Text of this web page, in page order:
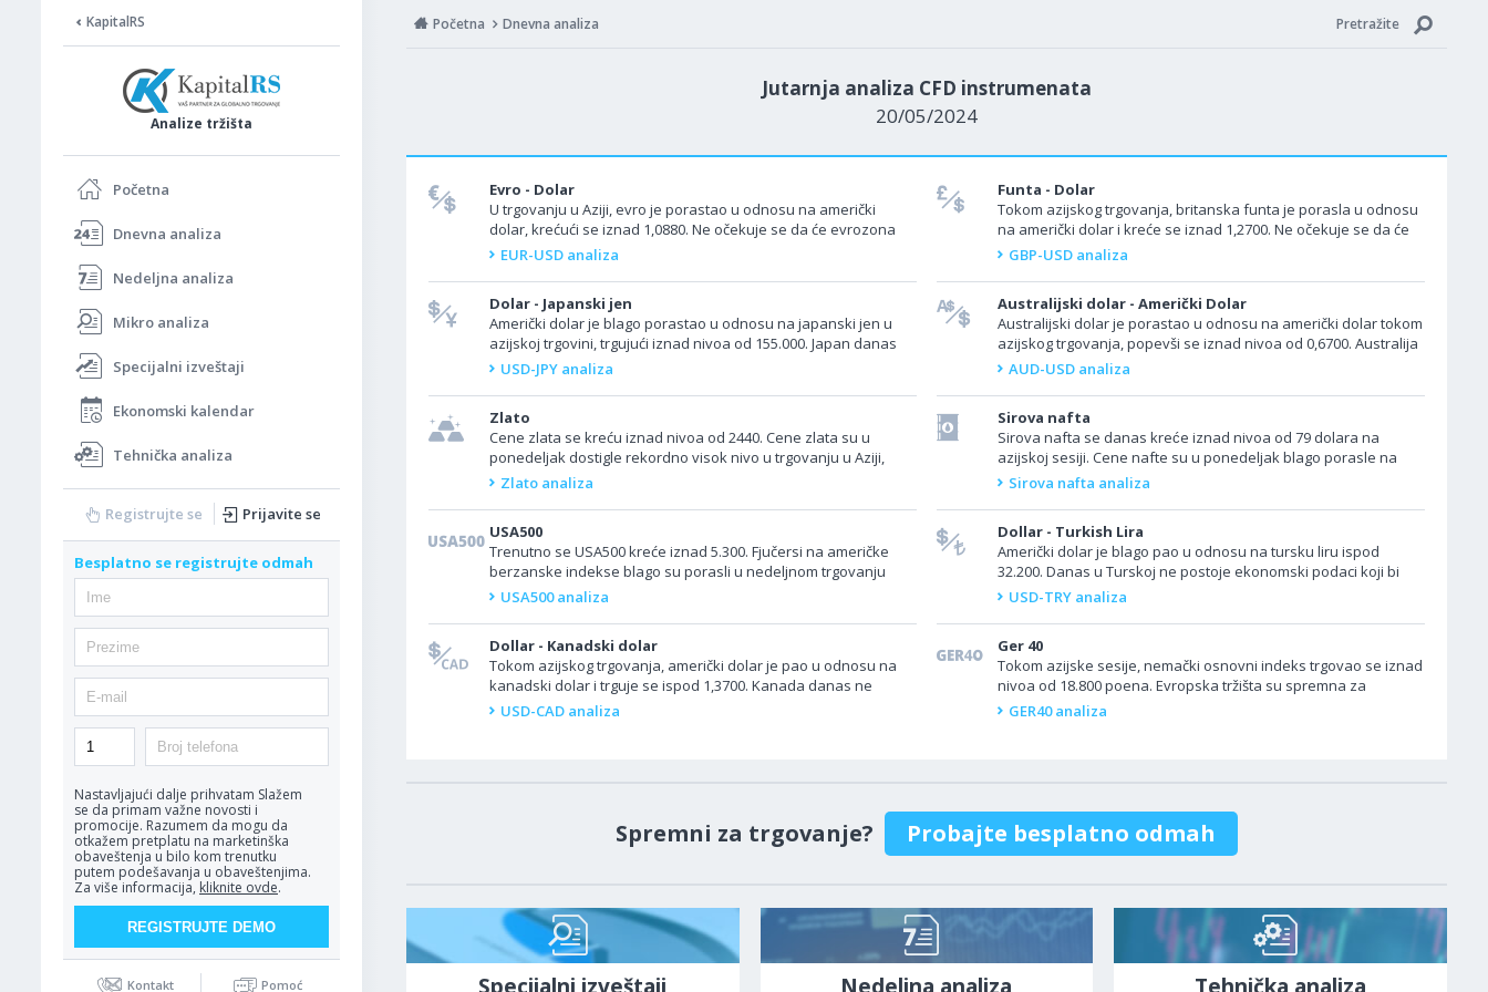
KapitalRS
Analize tržišta
Početna
Dnevna analiza
Nedeljna analiza
Mikro analiza
Specijalni izveštaji
Ekonomski kalendar
Tehnička analiza
Registrujte se Prijavite se
Besplatno se registrujte odmah
Nastavljajući dalje prihvatam Slažem
se da primam važne novosti i
promocije. Razumem da mogu da
otkažem pretplatu na marketinška
obaveštenja u bilo kom trenutku
putem podešavanja u obaveštenjima.
Za više informacija, kliknite ovde.
Kontakt Pomoć
Početna Dnevna analiza Pretražite
Jutarnja analiza CFD instrumenata
20/05/2024
Evro - Dolar
U trgovanju u Aziji, evro je porastao u odnosu na američki
dolar, krećući se iznad 1,0880. Ne očekuje se da će evrozona
danas objaviti neke...
EUR-USD analiza
Funta - Dolar
Tokom azijskog trgovanja, britanska funta je porasla u odnosu
na američki dolar i kreće se iznad 1,2700. Ne očekuje se da će
Velika Britanija danas...
GBP-USD analiza
Dolar - Japanski jen
Američki dolar je blago porastao u odnosu na japanski jen u
azijskoj trgovini, trgujući iznad nivoa od 155.000. Japan danas
nema važnih ekonomskih...
USD-JPY analiza
Australijski dolar - Američki Dolar
Australijski dolar je porastao u odnosu na američki dolar tokom
azijskog trgovanja, popevši se iznad nivoa od 0,6700. Australija
danas neće objaviti...
AUD-USD analiza
Zlato
Cene zlata se kreću iznad nivoa od 2440. Cene zlata su u
ponedeljak dostigle rekordno visok nivo u trgovanju u Aziji,
podstaknute rastućim geopolitičkim...
Zlato analiza
Sirova nafta
Sirova nafta se danas kreće iznad nivoa od 79 dolara na
azijskoj sesiji. Cene nafte su u ponedeljak blago porasle na
azijskom trgovanju dok su trgovci...
Sirova nafta analiza
USA500
Trenutno se USA500 kreće iznad 5.300. Fjučersi na američke
berzanske indekse blago su porasli u nedeljnom trgovanju
nakon niza rekordnih maksimuma na...
USA500 analiza
Dollar - Turkish Lira
Američki dolar je blago pao u odnosu na tursku liru ispod
32.200. Danas u Turskoj ne postoje ekonomski podaci koji bi
uticali na tržište. Ne očekuje...
USD-TRY analiza
Dollar - Kanadski dolar
Tokom azijskog trgovanja, američki dolar je pao u odnosu na
kanadski dolar i trguje se ispod 1,3700. Kanada danas ne
planira da objavi podatke. Sjedinjene...
USD-CAD analiza
Ger 40
Tokom azijske sesije, nemački osnovni indeks trgovao se iznad
nivoa od 18.800 poena. Evropska tržišta su spremna za
pozitivno otvaranje na početku...
GER40 analiza
Spremni za trgovanje? Probajte besplatno odmah